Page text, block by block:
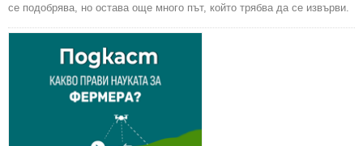
се подобрява, но остава още много път, който трябва да се извърви.